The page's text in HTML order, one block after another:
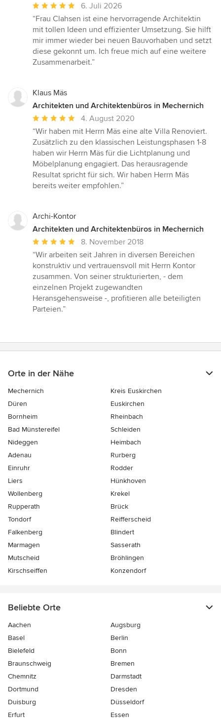
Durchschnittliche
Bewertung:
5
von
5
Sternen
6. Juli 2026
“Frau Clahsen ist eine hervorragende Architektin
mit tollen Ideen und effizienter Umsetzung. Sie hilft
mir immer wieder bei neuen Bauvorhaben und setzt
diese gekonnt um. Ich freue mich auf eine weitere
Zusammenarbeit.”
Klaus Mäs
Architekten und Architektenbüros in Mechernich
Durchschnittliche
Bewertung:
5
von
5
Sternen
4. August 2020
“Wir haben mit Herrn Mäs eine alte Villa Renoviert.
Zusätzlich zu den klassischen Leistungsphasen 1-8
haben wir Herrn Mäs für die Lichtplanung und
Möbelplanung engagiert. Das herausragende
Resultat spricht für sich. Wir haben Herrn Mäs
bereits weiter empfohlen.”
Archi-Kontor
Architekten und Architektenbüros in Mechernich
Durchschnittliche
Bewertung:
5
von
5
Sternen
8. November 2018
“Wir arbeiten seit Jahren in diversen Bereichen
konstruktiv und vertrauensvoll mit Herrn Kontor
zusammen. Von seiner strukturierten, - dem
einzelnen Projekt zugewandten
Heransgehensweise -, profitieren alle beteiligten
Parteien.”
Orte in der Nähe
Mechernich
Kreis Euskirchen
Düren
Euskirchen
Bornheim
Rheinbach
Bad Münstereifel
Schleiden
Nideggen
Heimbach
Adenau
Rurberg
Einruhr
Rodder
Liers
Hünkhoven
Wollenberg
Krekel
Rupperath
Brück
Tondorf
Reifferscheid
Falkenberg
Blindert
Marmagen
Sasserath
Mutscheid
Bröhlingen
Kirschseiffen
Konzendorf
Beliebte Orte
Aachen
Augsburg
Basel
Berlin
Bielefeld
Bonn
Braunschweig
Bremen
Chemnitz
Darmstadt
Dortmund
Dresden
Duisburg
Düsseldorf
Erfurt
Essen